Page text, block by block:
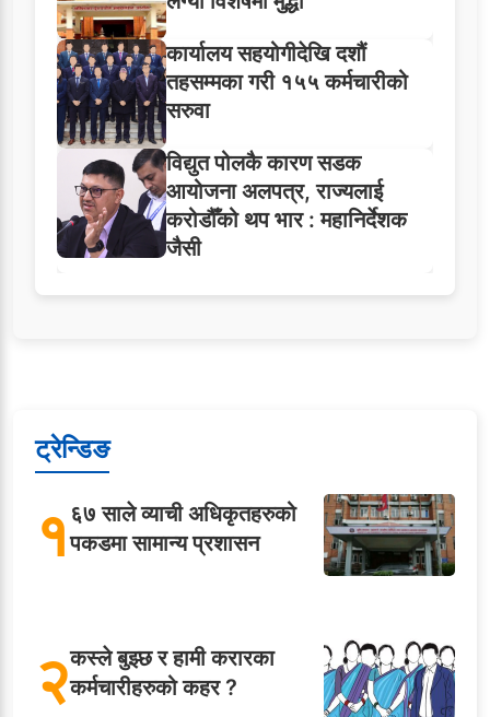
कार्यालय सहयोगीदेखि दशौं
तहसम्मका गरी १५५ कर्मचारीको
सरुवा
विद्युत पोलकै कारण सडक
आयोजना अलपत्र, राज्यलाई
करोडौँको थप भार : महानिर्देशक
जैसी
ट्रेन्डिङ
१६७ साले व्याची अधिकृतहरुको
पकडमा सामान्य प्रशासन
२कस्ले बुझ्छ र हामी करारका
कर्मचारीहरुको कहर ?